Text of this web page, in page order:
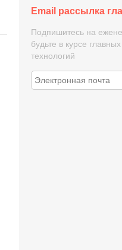
Email рассылка
Подпишитесь на
будьте в курсе
технологий